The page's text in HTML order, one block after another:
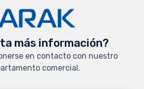
más información?
en contacto con nuestro
comercial.